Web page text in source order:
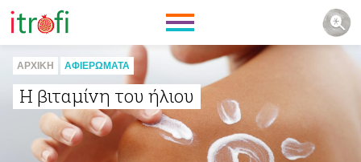
ΑΡΧΙΚΗ ΑΦΙΕΡΩΜΑΤΑ
Η βιταμίνη του ήλιου